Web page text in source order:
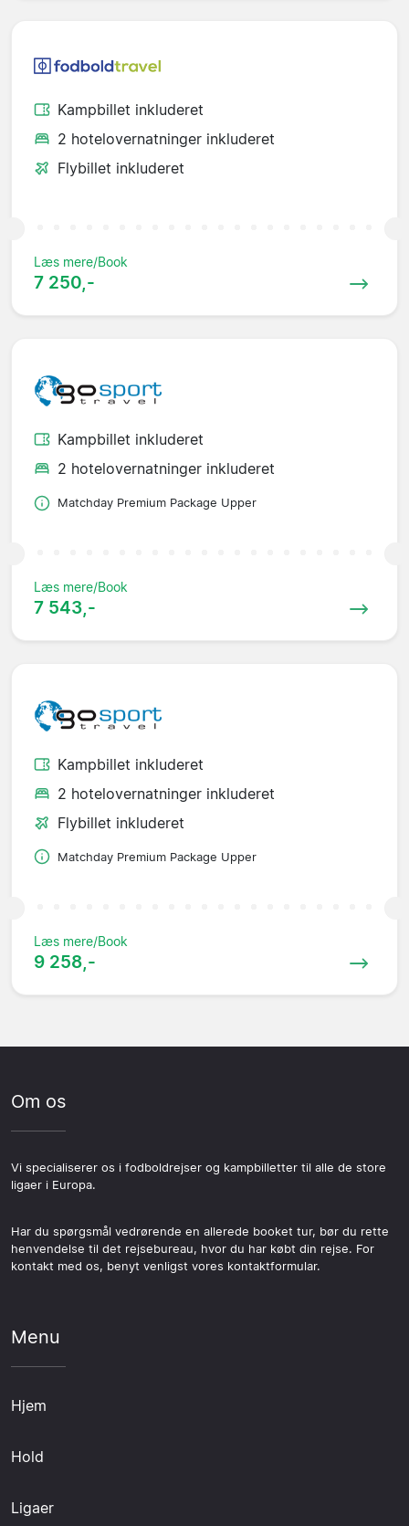
Kampbillet inkluderet
2 hotelovernatninger inkluderet
Flybillet inkluderet
Læs mere/Book
7 250,-
Kampbillet inkluderet
2 hotelovernatninger inkluderet
Matchday Premium Package Upper
Læs mere/Book
7 543,-
Kampbillet inkluderet
2 hotelovernatninger inkluderet
Flybillet inkluderet
Matchday Premium Package Upper
Læs mere/Book
9 258,-
Om os
Vi specialiserer os i fodboldrejser og kampbilletter til alle de store
ligaer i Europa.
Har du spørgsmål vedrørende en allerede booket tur, bør du rette
henvendelse til det rejsebureau, hvor du har købt din rejse. For
kontakt med os, benyt venligst vores kontaktformular.
Menu
Hjem
Hold
Ligaer